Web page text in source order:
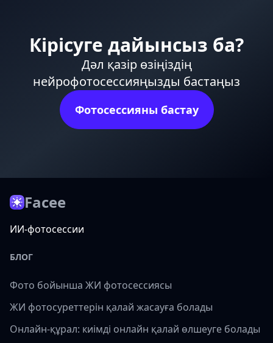
Кірісуге дайынсыз ба?
Дәл қазір өзіңіздің
нейрофотосессияңызды бастаңыз
Фотосессияны бастау
Facee
ИИ-фотосессии
БЛОГ
Фото бойынша ЖИ фотосессиясы
ЖИ фотосуреттерін қалай жасауға болады
Онлайн-құрал: киімді онлайн қалай өлшеуге болады